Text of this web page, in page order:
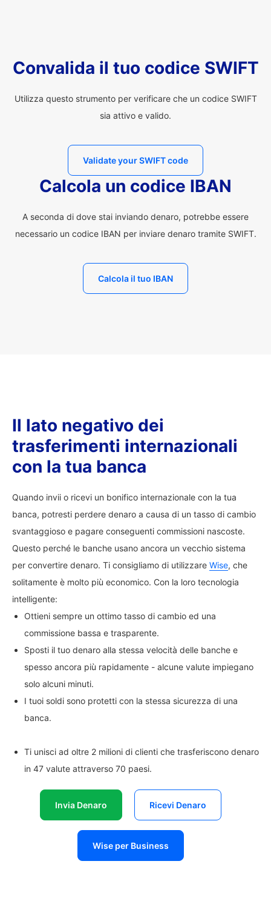
Convalida il tuo codice SWIFT
Utilizza questo strumento per verificare che un codice SWIFT
sia attivo e valido.
Validate your SWIFT code
Calcola un codice IBAN
A seconda di dove stai inviando denaro, potrebbe essere
necessario un codice IBAN per inviare denaro tramite SWIFT.
Calcola il tuo IBAN
Il lato negativo dei
trasferimenti internazionali
con la tua banca
Quando invii o ricevi un bonifico internazionale con la tua
banca, potresti perdere denaro a causa di un tasso di cambio
svantaggioso e pagare conseguenti commissioni nascoste.
Questo perché le banche usano ancora un vecchio sistema
per convertire denaro. Ti consigliamo di utilizzare Wise, che
solitamente è molto più economico. Con la loro tecnologia
intelligente:
Ottieni sempre un ottimo tasso di cambio ed una
commissione bassa e trasparente.
Sposti il tuo denaro alla stessa velocità delle banche e
spesso ancora più rapidamente - alcune valute impiegano
solo alcuni minuti.
I tuoi soldi sono protetti con la stessa sicurezza di una
banca.
Ti unisci ad oltre 2 milioni di clienti che trasferiscono denaro
in 47 valute attraverso 70 paesi.
Invia Denaro Ricevi Denaro
Wise per Business